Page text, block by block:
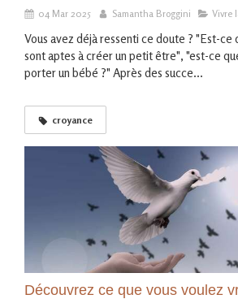
04 Mar 2025 Samantha Broggini Vivre
Vous avez déjà ressenti ce doute ? "Est-ce
sont aptes à créer un petit être", "est-ce
porter un bébé ?" Après des succe...
croyance
Découvrez ce que vous voulez